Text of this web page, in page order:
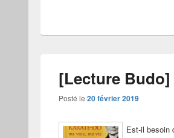
[Lecture Budo]
Posté le 20 février 2019
Est-il besoin